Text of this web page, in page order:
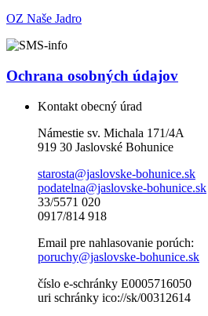
OZ Naše Jadro
Ochrana osobných údajov
Kontakt obecný úrad
Námestie sv. Michala 171/4A
919 30 Jaslovské Bohunice
starosta@jaslovske-bohunice.sk
podatelna@jaslovske-bohunice.sk
33/5571 020
0917/814 918
Email pre nahlasovanie porúch:
poruchy@jaslovske-bohunice.sk
číslo e-schránky E0005716050
uri schránky ico://sk/00312614